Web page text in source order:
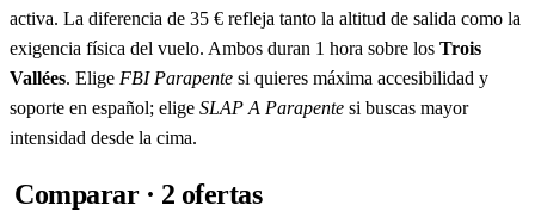
activa. La diferencia de 35 € refleja tanto la altitud de salida como la
exigencia física del vuelo. Ambos duran 1 hora sobre los Trois
Vallées. Elige FBI Parapente si quieres máxima accesibilidad y
soporte en español; elige SLAP A Parapente si buscas mayor
intensidad desde la cima.
Comparar · 2 ofertas